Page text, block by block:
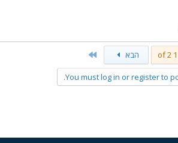
1 of 2 הבא
You must log in or register to